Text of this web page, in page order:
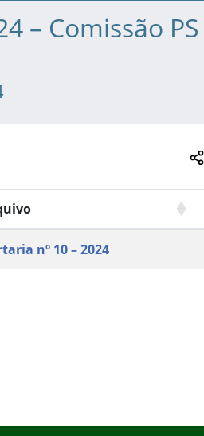
– Comissão
nº 10 – 2024